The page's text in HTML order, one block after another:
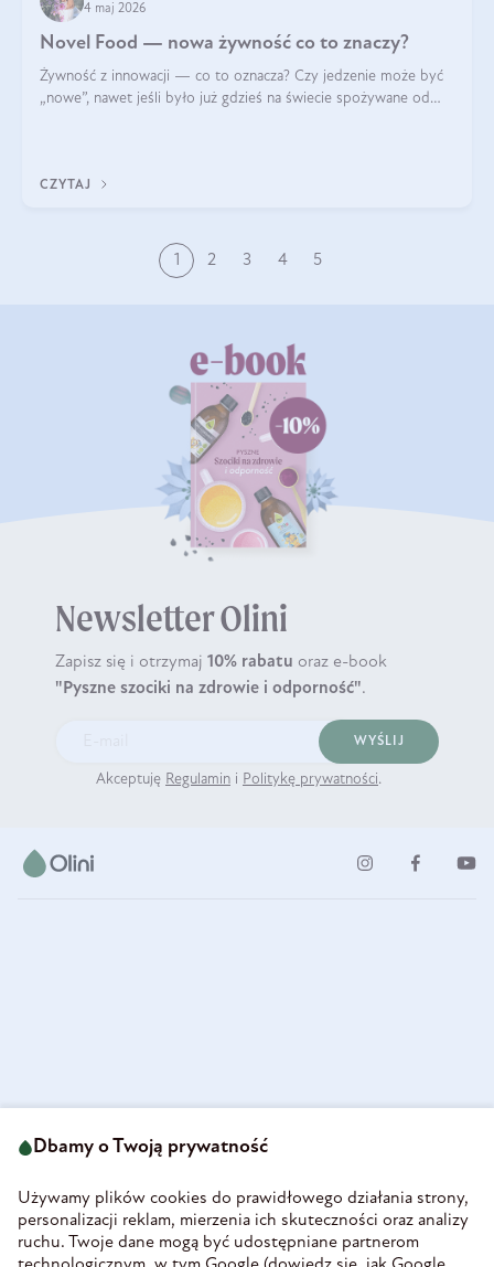
4 maj 2026
Novel Food — nowa żywność co to znaczy?
Żywność z innowacji — co to oznacza? Czy jedzenie może być
„nowe”, nawet jeśli było już gdzieś na świecie spożywane od
CZYTAJ
1 2 3 4 5
Newsletter Olini
Zapisz się i otrzymaj 10% rabatu oraz e-book
"Pyszne szociki na zdrowie i odporność".
WYŚLIJ
Akceptuję Regulamin i Politykę prywatności.
58-160 Świebodzice
REGON 890213034
INFORMACJE
Dbamy o Twoją prywatność
Używamy plików cookies do prawidłowego działania strony,
personalizacji reklam, mierzenia ich skuteczności oraz analizy
ruchu. Twoje dane mogą być udostępniane partnerom